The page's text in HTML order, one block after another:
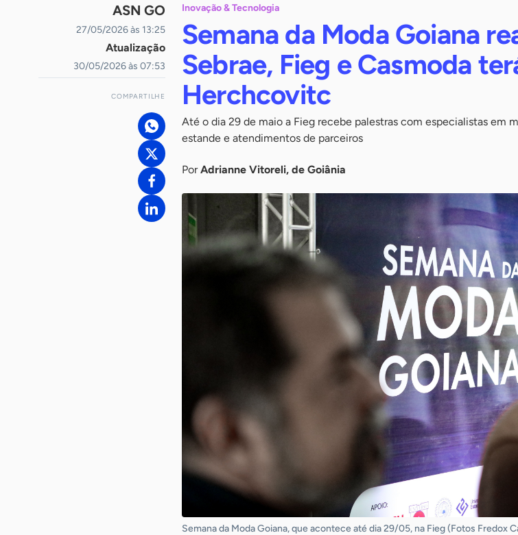
ASN GO
27/05/2026 às 13:25
Atualização
30/05/2026 às 07:53
COMPARTILHE
Inovação & Tecnologia
Semana da Moda Goiana
Sebrae, Fieg e Casmoda
Herchcovitc
Até o dia 29 de maio a Fieg recebe palestras com especialistas em
estande e atendimentos de parceiros
PorAdrianne Vitoreli, de Goiânia
Semana da Moda Goiana, que acontece até dia 29/05, na Fieg (Fotos Fredox